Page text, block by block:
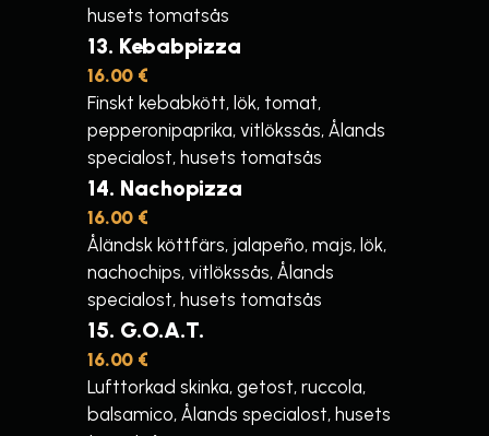
husets tomatsås
13 Kebabpizza
16.00 €
Finskt kebabkött, lök, tomat,
pepperonipaprika, vitlökssås, Ålands
specialost, husets tomatsås
14 Nachopizza
16.00 €
Åländsk köttfärs, jalapeño, majs, lök,
nachochips, vitlökssås, Ålands
specialost, husets tomatsås
15 G.O.A.T.
16.00 €
Lufttorkad skinka, getost, ruccola,
balsamico, Ålands specialost, husets